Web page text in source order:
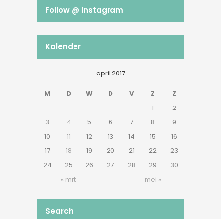
Follow @ Instagram
Kalender
april 2017
M D W D V Z Z
« mrt mei »
1
2
3
4 5 6 7 8
9
10
11 12 13 14 15
16
17
18 19 20 21 22
23
24
25 26 27 28 29 30
Search